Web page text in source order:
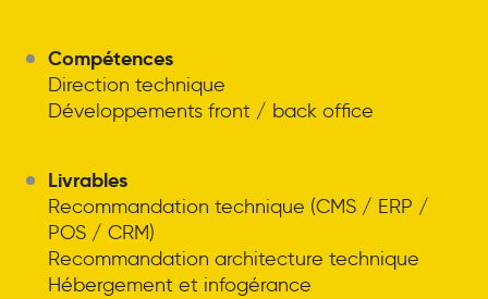
Compétences
Direction technique
Développements front / back office
Livrables
Recommandation technique (CMS / ERP /
POS / CRM)
Recommandation architecture technique
Hébergement et infogérance